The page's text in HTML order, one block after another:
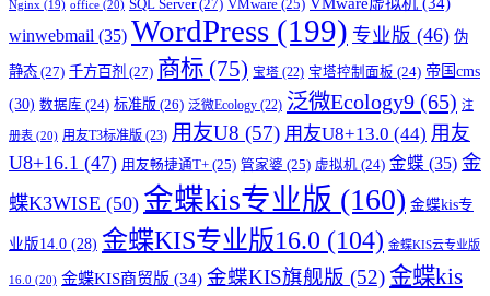
Nginx (19) office (20) SQL Server(27) VMware (25) VMware虚拟机 (34)
winwebmail (35) WordPress (199) 专业版 (46) 伪
静态 (27) 千方百剂 (27) 商标 (75) 宝塔 (22) 宝塔控制面板 (24) 帝国cms
(30) 数据库 (24) 标准版 (26) 泛微Ecology (22) 泛微Ecology9 (65) 注
册表 (20) 用友T3标准版 (23) 用友U8 (57) 用友U8+13.0 (44) 用友
U8+16.1 (47) 用友畅捷通T+ (25) 管家婆 (25) 虚拟机 (24) 金蝶 (35) 金
蝶K3WISE (50) 金蝶kis专业版 (160) 金蝶kis专
业版14.0 (28) 金蝶KIS专业版16.0 (104) 金蝶KIS云专业版
16.0 (20) 金蝶KIS商贸版 (34) 金蝶KIS旗舰版 (52) 金蝶kis